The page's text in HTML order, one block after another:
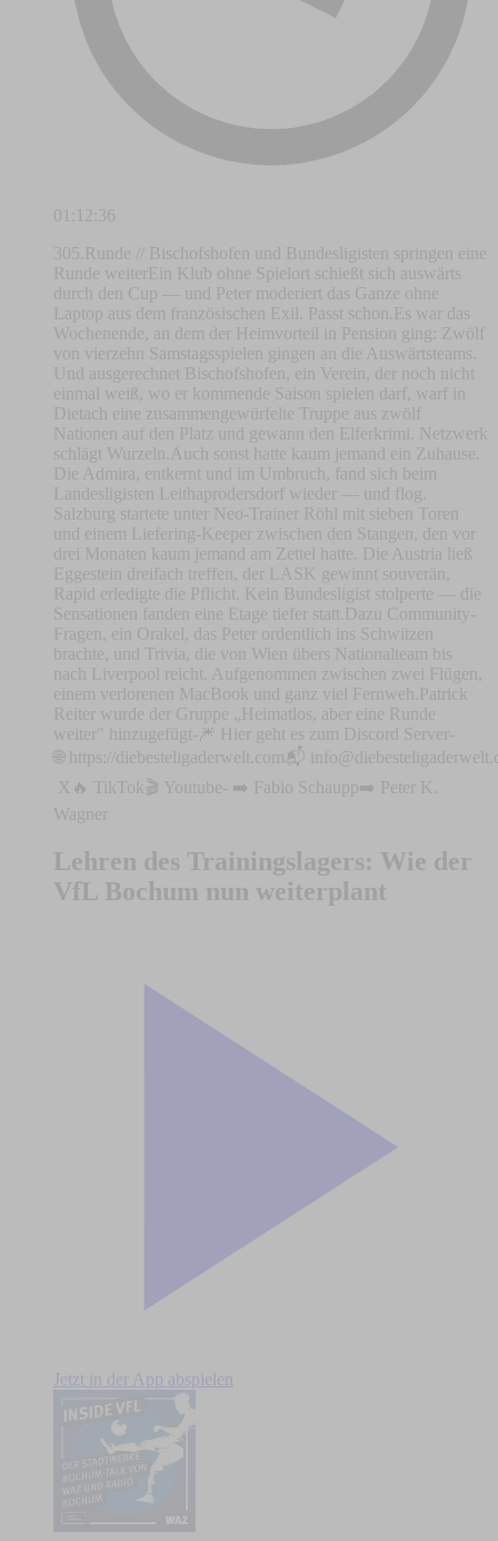
01:12:36
305.Runde // Bischofshofen und Bundesligisten springen eine
Runde weiterEin Klub ohne Spielort schießt sich auswärts
durch den Cup — und Peter moderiert das Ganze ohne
Laptop aus dem französischen Exil. Passt schon.Es war das
Wochenende, an dem der Heimvorteil in Pension ging: Zwölf
von vierzehn Samstagsspielen gingen an die Auswärtsteams.
Und ausgerechnet Bischofshofen, ein Verein, der noch nicht
einmal weiß, wo er kommende Saison spielen darf, warf in
Dietach eine zusammengewürfelte Truppe aus zwölf
Nationen auf den Platz und gewann den Elferkrimi. Netzwerk
schlägt Wurzeln.Auch sonst hatte kaum jemand ein Zuhause.
Die Admira, entkernt und im Umbruch, fand sich beim
Landesligisten Leithaprodersdorf wieder — und flog.
Salzburg startete unter Neo-Trainer Röhl mit sieben Toren
und einem Liefering-Keeper zwischen den Stangen, den vor
drei Monaten kaum jemand am Zettel hatte. Die Austria ließ
Eggestein dreifach treffen, der LASK gewinnt souverän,
Rapid erledigte die Pflicht. Kein Bundesligist stolperte — die
Sensationen fanden eine Etage tiefer statt.Dazu Community-
Fragen, ein Orakel, das Peter ordentlich ins Schwitzen
brachte, und Trivia, die von Wien übers Nationalteam bis
nach Liverpool reicht. Aufgenommen zwischen zwei Flügen,
einem verlorenen MacBook und ganz viel Fernweh.Patrick
Reiter wurde der Gruppe „Heimatlos, aber eine Runde
weiter" hinzugefügt-⁠⁠⁠⁠⁠⁠⁠🎆 Hier geht es zum Discord Server⁠⁠⁠⁠⁠⁠⁠⁠⁠⁠⁠⁠⁠⁠⁠⁠⁠⁠⁠⁠⁠⁠⁠⁠⁠⁠⁠⁠⁠⁠⁠⁠⁠⁠⁠-
🌐 ⁠⁠⁠⁠⁠⁠⁠⁠⁠⁠⁠⁠⁠⁠⁠⁠⁠⁠⁠⁠⁠⁠⁠⁠⁠⁠⁠⁠⁠⁠⁠⁠⁠⁠⁠⁠⁠⁠⁠⁠⁠⁠⁠⁠⁠⁠⁠⁠⁠⁠⁠⁠⁠⁠⁠⁠⁠⁠⁠⁠https://diebesteligaderwelt.com⁠⁠⁠⁠⁠⁠⁠⁠⁠⁠⁠⁠⁠⁠⁠⁠⁠⁠⁠⁠⁠⁠⁠⁠⁠⁠⁠⁠⁠⁠⁠⁠⁠⁠⁠⁠⁠⁠⁠⁠⁠⁠⁠⁠⁠⁠⁠⁠⁠⁠⁠⁠⁠⁠⁠⁠⁠⁠⁠⁠📬 ⁠⁠⁠⁠⁠
⁠⁠⁠⁠⁠⁠⁠⁠⁠⁠⁠⁠⁠⁠⁠⁠⁠⁠⁠⁠⁠⁠⁠⁠⁠⁠⁠⁠⁠⁠⁠⁠⁠⁠⁠⁠⁠⁠⁠⁠⁠⁠⁠⁠⁠⁠⁠⁠⁠⁠⁠⁠⁠⁠⁠⁠⁠⁠⁠⁠⁠⁠⁠⁠⁠⁠⁠⁠⁠⁠⁠⁠⁠⁠⁠⁠⁠⁠⁠⁠⁠⁠⁠⁠⁠⁠⁠⁠⁠⁠⁠⁠⁠X⁠⁠⁠⁠⁠⁠⁠⁠⁠⁠⁠⁠⁠⁠⁠⁠⁠⁠⁠⁠⁠⁠⁠⁠⁠⁠⁠⁠⁠⁠⁠⁠⁠⁠⁠⁠⁠⁠⁠⁠⁠⁠⁠⁠⁠⁠⁠⁠⁠⁠⁠⁠⁠⁠⁠⁠⁠⁠⁠⁠⁠⁠⁠⁠⁠⁠⁠⁠⁠🔥 ⁠⁠⁠⁠⁠⁠⁠⁠⁠⁠⁠⁠⁠⁠⁠⁠⁠⁠⁠⁠⁠⁠⁠⁠⁠⁠⁠⁠⁠⁠⁠⁠⁠⁠⁠⁠⁠⁠⁠⁠⁠⁠⁠⁠⁠⁠⁠⁠⁠⁠⁠⁠⁠⁠⁠⁠⁠⁠⁠⁠⁠⁠⁠⁠⁠⁠⁠⁠⁠⁠⁠⁠⁠⁠⁠⁠⁠⁠⁠⁠⁠⁠⁠⁠⁠⁠⁠⁠⁠⁠TikTok⁠⁠⁠⁠⁠⁠⁠⁠⁠⁠⁠⁠⁠⁠⁠⁠⁠⁠⁠⁠⁠⁠⁠⁠⁠⁠⁠⁠⁠⁠⁠⁠⁠⁠⁠⁠⁠⁠⁠⁠⁠⁠⁠⁠⁠⁠⁠⁠⁠⁠⁠⁠⁠⁠⁠⁠⁠⁠⁠⁠⁠⁠⁠⁠⁠⁠⁠⁠⁠⁠⁠⁠⁠⁠⁠⁠⁠⁠⁠⁠⁠⁠⁠⁠⁠⁠⁠⁠⁠⁠🎬 ⁠⁠⁠⁠⁠⁠⁠⁠⁠⁠⁠⁠⁠⁠⁠⁠⁠⁠⁠⁠⁠⁠⁠⁠⁠⁠⁠⁠⁠⁠⁠⁠⁠⁠⁠⁠⁠⁠⁠⁠⁠⁠⁠⁠⁠⁠⁠⁠⁠⁠⁠⁠⁠⁠⁠⁠⁠⁠⁠⁠⁠⁠⁠⁠⁠⁠⁠⁠⁠⁠⁠⁠⁠⁠⁠⁠⁠⁠⁠⁠⁠⁠⁠⁠⁠⁠⁠⁠⁠⁠Youtube⁠⁠⁠⁠⁠⁠⁠⁠⁠⁠⁠⁠⁠⁠⁠⁠⁠⁠⁠⁠⁠⁠⁠⁠⁠⁠⁠⁠⁠⁠⁠⁠⁠⁠⁠⁠⁠⁠⁠⁠⁠⁠⁠⁠⁠⁠⁠⁠⁠⁠⁠⁠⁠⁠⁠⁠⁠⁠⁠⁠⁠⁠⁠⁠⁠⁠⁠⁠⁠⁠⁠⁠⁠⁠⁠⁠⁠⁠⁠⁠⁠⁠⁠⁠⁠⁠⁠⁠⁠⁠- ➡️ ⁠⁠⁠⁠⁠⁠⁠⁠⁠⁠⁠⁠⁠⁠⁠⁠⁠⁠⁠⁠⁠⁠⁠⁠⁠⁠⁠⁠⁠⁠⁠⁠⁠⁠⁠⁠⁠⁠⁠⁠⁠⁠⁠⁠⁠⁠⁠⁠⁠⁠⁠⁠⁠⁠⁠⁠⁠⁠⁠⁠⁠⁠Fabio Schaupp⁠⁠⁠⁠⁠⁠⁠⁠⁠⁠⁠⁠⁠⁠⁠⁠⁠⁠⁠⁠⁠⁠⁠⁠⁠⁠⁠⁠⁠⁠⁠⁠⁠⁠⁠⁠➡️ ⁠⁠⁠⁠⁠⁠⁠⁠⁠⁠⁠⁠⁠⁠⁠⁠⁠⁠⁠⁠⁠⁠⁠⁠⁠⁠⁠⁠⁠⁠⁠⁠⁠⁠⁠⁠⁠⁠⁠⁠⁠⁠⁠⁠⁠⁠⁠⁠⁠⁠⁠⁠⁠⁠⁠⁠⁠⁠⁠⁠⁠⁠⁠Peter K.
Wagner
Lehren des Trainingslagers: Wie der
VfL Bochum nun weiterplant
Jetzt in der App abspielen